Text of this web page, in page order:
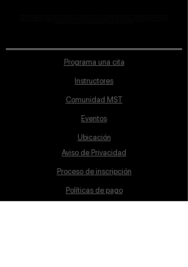
Programa una cita
Instructores
Comunidad MST
Eventos
Ubicación
Aviso de Privacidad
Proceso de inscripción
Políticas de pago